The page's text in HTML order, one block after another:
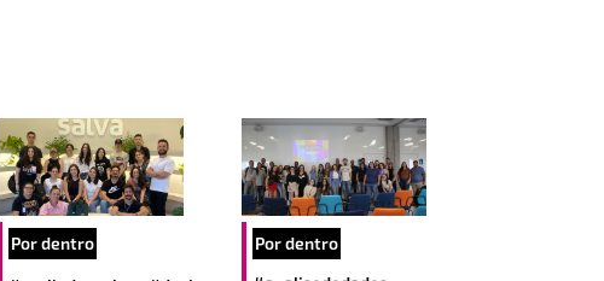
Por dentro
Por dentro